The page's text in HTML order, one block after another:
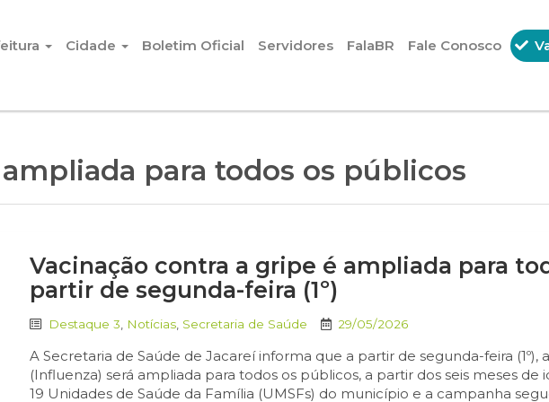
Cidade Boletim Oficial Servidores FalaBR Fale Conosco
ampliada para todos os públicos
Vacinação contra a gripe é ampliada para
partir de segunda-feira (1º)
Destaque 3 Notícias Secretaria de Saúde 29/05/2026
A Secretaria de Saúde de Jacareí informa que a partir de segunda-feira (1º),
(Influenza) será ampliada para todos os públicos, a partir dos seis meses de
19 Unidades de Saúde da Família (UMSFs) do município e a campanha